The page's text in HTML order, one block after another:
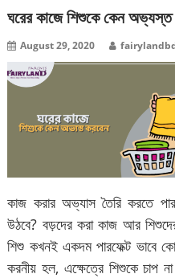
ঘরের কাজে শিশুকে কেন অভ্যস্ত
August 29, 2020
কাজ করার অভ্যাস তৈরি করতে
উঠবে? বড়দের করা কাজ আর
শিশু কখনই একদম পারফেক্ট ভাবে
করনীয় হল, এক্ষেত্রে শিশুকে চাপ